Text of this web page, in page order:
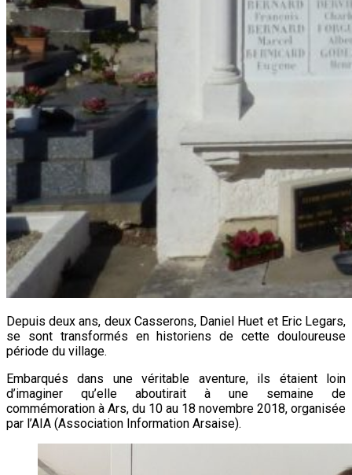
Depuis deux ans, deux Casserons, Daniel Huet et Eric Legars,
se sont transformés en historiens de cette douloureuse
période du village.
Embarqués dans une véritable aventure, ils étaient loin
d’imaginer qu’elle aboutirait à une semaine de
commémoration à Ars, du 10 au 18 novembre 2018, organisée
par l’AIA (Association Information Arsaise).